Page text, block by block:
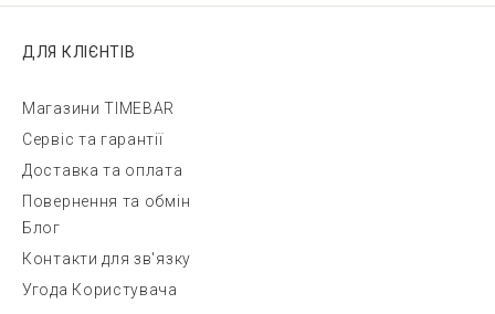
ДЛЯ КЛІЄНТІВ
Магазини TIMEBAR
Сервіс та гарантії
Доставка та оплата
Повернення та обмін
Блог
Контакти для зв'язку
Угода Користувача